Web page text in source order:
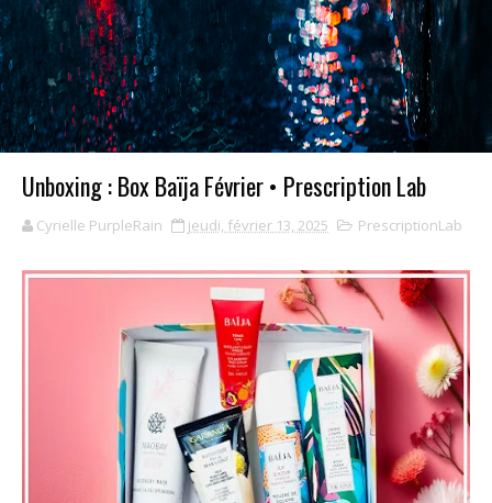
Unboxing : Box Baïja Février • Prescription Lab
Cyrielle PurpleRain jeudi, février 13, 2025 PrescriptionLab